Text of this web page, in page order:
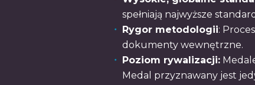
spełniają najwyższe
Rygor metodologii:
dokumenty wewnętrzne.
Poziom rywalizacji:
Medal przyznawany jest